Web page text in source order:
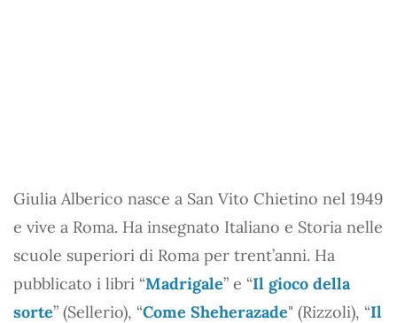
Giulia Alberico nasce a San Vito Chietino nel 1949
e vive a Roma. Ha insegnato Italiano e Storia nelle
scuole superiori di Roma per trent’anni. Ha
pubblicato i libri “Madrigale” e “Il gioco della
sorte” (Sellerio), “Come Sheherazade" (Rizzoli), “Il